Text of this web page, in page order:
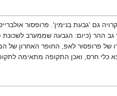
גם 'גבעת בנימין'. פרופסור
לאורך גב ההר (כיום: הגבעה
כלי חרס, ואכן התקופה מתאימה